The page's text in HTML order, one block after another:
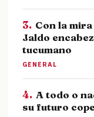
3. Con la
Jaldo
tucumano
GENERAL
4. A todo o
su futuro